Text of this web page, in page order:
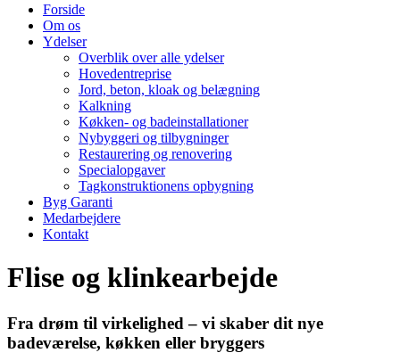
Forside
Om os
Ydelser
Overblik over alle ydelser
Hovedentreprise
Jord, beton, kloak og belægning
Kalkning
Køkken- og badeinstallationer
Nybyggeri og tilbygninger
Restaurering og renovering
Specialopgaver
Tagkonstruktionens opbygning
Byg Garanti
Medarbejdere
Kontakt
Flise og klinkearbejde
Fra drøm til virkelighed – vi skaber dit nye
badeværelse, køkken eller bryggers